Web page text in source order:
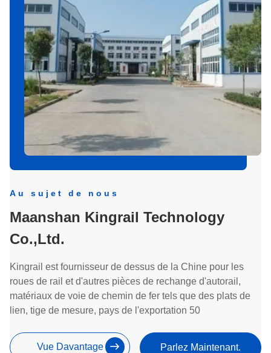
Au sujet de nous
Maanshan Kingrail Technology
Co.,Ltd.
Kingrail est fournisseur de dessus de la Chine pour les
roues de rail et d'autres pièces de rechange d'autorail,
matériaux de voie de chemin de fer tels que des plats de
lien, tige de mesure, pays de l'exportation 50
Vue Davantage Parlez Maintenant.